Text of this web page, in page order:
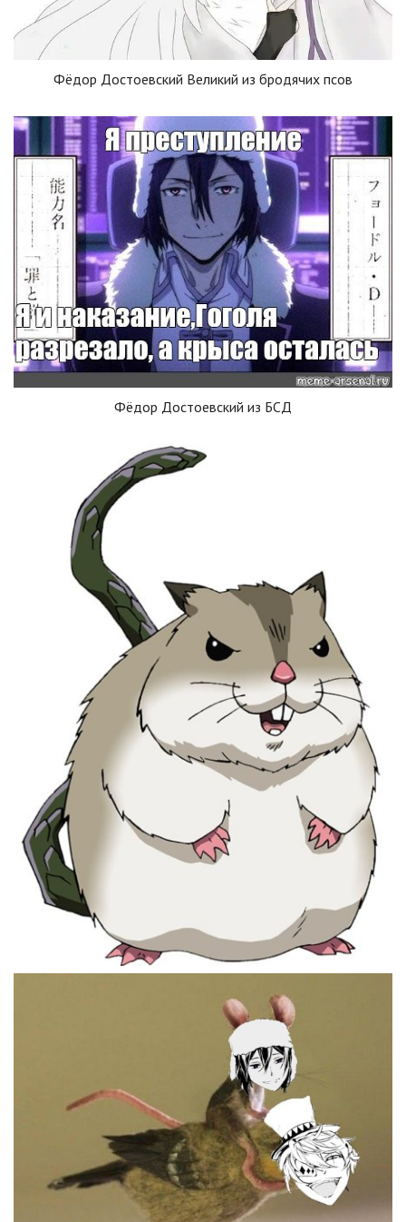
Фёдор Достоевский Великий из бродячих псов
Фёдор Достоевский из БСД